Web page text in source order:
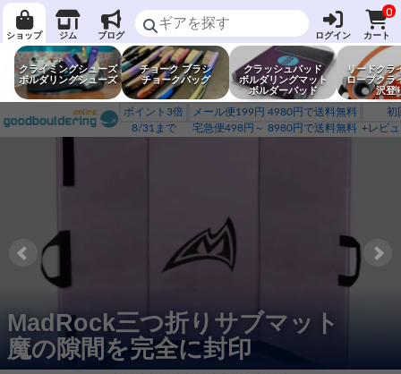
ショップ ジム ブログ ログイン
0
カート
クライミングシューズ
ボルダリングシューズ
チョーク ブラシ
チョークバッグ
クラッシュパッド
ボルダリングマット
ボルダーパッド
リードクラ
ロープクラ
沢登
ポイント3倍
8/31まで
メール便199円 4980円で送料無料
宅急便498円～ 8980円で送料無料
初
+レビ
MadRock三つ折りサブマット
魔の隙間を完全に封印